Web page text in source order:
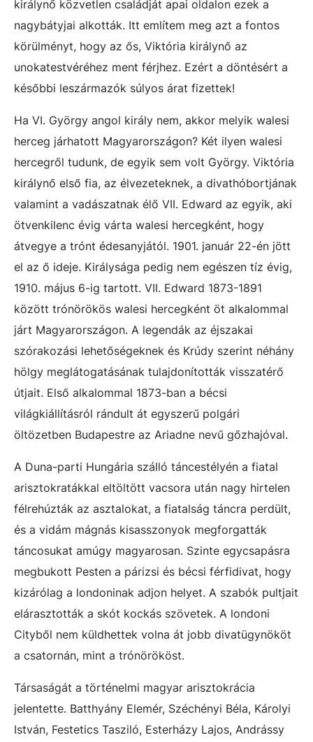
királynő közvetlen családját apai oldalon ezek a
nagybátyjai alkották. Itt említem meg azt a fontos
körülményt, hogy az ős, Viktória királynő az
unokatestvéréhez ment férjhez. Ezért a döntésért a
későbbi leszármazók súlyos árat fizettek!
Ha VI. György angol király nem, akkor melyik walesi
herceg járhatott Magyarországon? Két ilyen walesi
hercegről tudunk, de egyik sem volt György. Viktória
királynő első fia, az élvezeteknek, a divathóbortjának
valamint a vadászatnak élő VII. Edward az egyik, aki
ötvenkilenc évig várta walesi hercegként, hogy
átvegye a trónt édesanyjától. 1901. január 22-én jött
el az ő ideje. Királysága pedig nem egészen tíz évig,
1910. május 6-ig tartott. VII. Edward 1873-1891
között trónörökös walesi hercegként öt alkalommal
járt Magyarországon. A legendák az éjszakai
szórakozási lehetőségeknek és Krúdy szerint néhány
hölgy meglátogatásának tulajdonították visszatérő
útjait. Első alkalommal 1873-ban a bécsi
világkiállításról rándult át egyszerű polgári
öltözetben Budapestre az Ariadne nevű gőzhajóval.
A Duna-parti Hungária szálló táncestélyén a fiatal
arisztokratákkal eltöltött vacsora után nagy hirtelen
félrehúzták az asztalokat, a fiatalság táncra perdült,
és a vidám mágnás kisasszonyok megforgatták
táncosukat amúgy magyarosan. Szinte egycsapásra
megbukott Pesten a párizsi és bécsi férfidivat, hogy
kizárólag a londoninak adjon helyet. A szabók pultjait
elárasztották a skót kockás szövetek. A londoni
Cityből nem küldhettek volna át jobb divatügynököt
a csatornán, mint a trónörököst.
Társaságát a történelmi magyar arisztokrácia
jelentette. Batthyány Elemér, Széchényi Béla, Károlyi
István, Festetics Tasziló, Esterházy Lajos, Andrássy